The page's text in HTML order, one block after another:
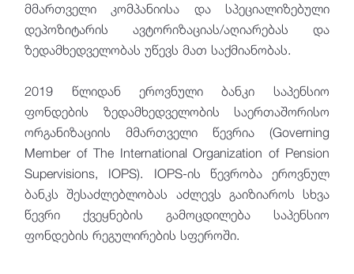
მმართველი კომპანიისა და სპეციალიზებული
დეპოზიტარის ავტორიზაციას/აღიარებას და
ზედამხედველობას უწევს მათ საქმიანობას.
2019 წლიდან ეროვნული ბანკი საპენსიო
ფონდების ზედამხედველობის საერთაშორისო
ორგანიზაციის მმართველი წევრია (Governing
Member of The International Organization of Pension
Supervisions, IOPS). IOPS-ის წევრობა ეროვნულ
ბანკს შესაძლებლობას აძლევს გაიზიაროს სხვა
წევრი ქვეყნების გამოცდილება საპენსიო
ფონდების რეგულირების სფეროში.